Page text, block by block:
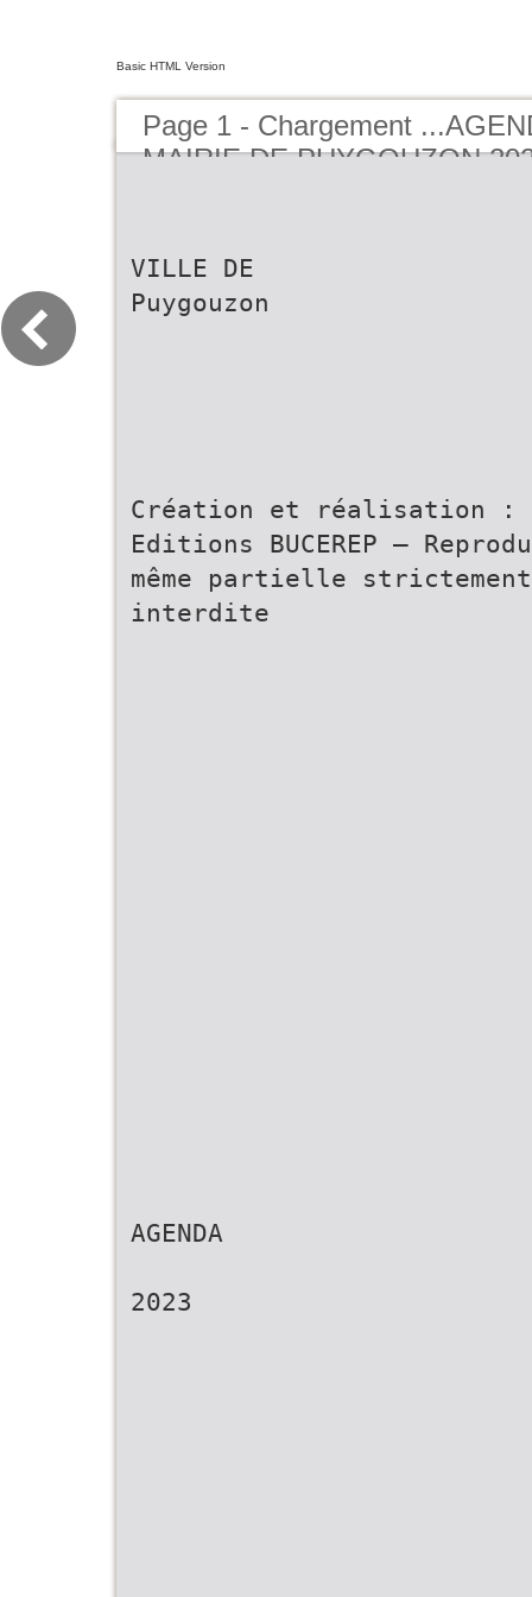
Basic HTML Version
Page 1 - Chargement
MAIRIE DE PUYGOUZON
VILLE DE
Puygouzon
Création et réalisation :
Editions BUCEREP –
même partielle strictement
interdite
AGENDA
2023